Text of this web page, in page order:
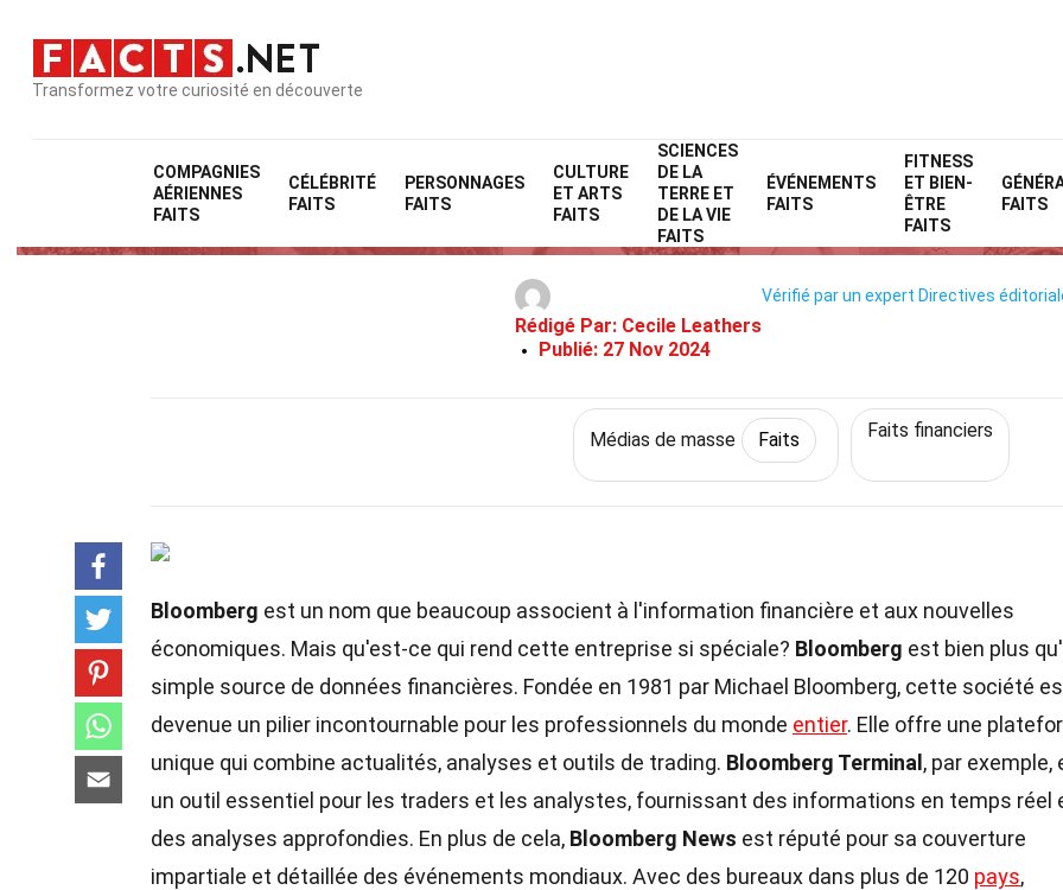
Transformez votre curiosité en découverte
COMPAGNIES
AÉRIENNES
FAITS
CÉLÉBRITÉ
FAITS
PERSONNAGES
FAITS
CULTURE
ET ARTS
FAITS
SCIENCES
DE LA
TERRE ET
DE LA VIE
FAITS
ÉVÉNEMENTS
FAITS
FITNESS
ET BIEN-
ÊTRE
FAITS
FAITS
Home Culture et arts Médias de masse
27 Faits Sur Bloomberg
Rédigé Par: Cecile Leathers
Publié: 27 Nov 2024
Vérifié par un expert Directives
Médias de masse Faits Faits financiers
Bloomberg est un nom que beaucoup associent à l'information financière et aux nouvelles
économiques. Mais qu'est-ce qui rend cette entreprise si spéciale? Bloomberg est bien plus
simple source de données financières. Fondée en 1981 par Michael Bloomberg, cette société
devenue un pilier incontournable pour les professionnels du monde entier. Elle offre une
unique qui combine actualités, analyses et outils de trading. Bloomberg Terminal , par exemple,
un outil essentiel pour les traders et les analystes, fournissant des informations en temps réel
des analyses approfondies. En plus de cela, Bloomberg News est réputé pour sa couverture
impartiale et détaillée des événements mondiaux. Avec des bureaux dans plus de 120 pays,